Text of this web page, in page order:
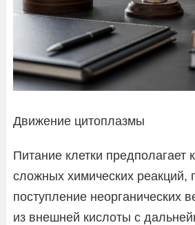
Движение цитоплазмы
Питание клетки предполагает
сложных химических
поступление неорганических
из внешней кислоты с